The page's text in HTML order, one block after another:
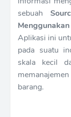
sebuah
Aplikasi ini
pada suatu
skala kecil
barang.